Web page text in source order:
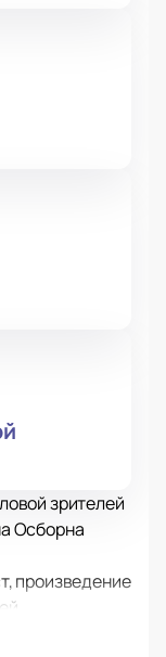
зрителей
Осборна
произведение
непростого